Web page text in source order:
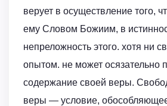
верует в осуществление того,
ему Словом Божиим, в
непреложность этого. хотя ни
опытом. не может осязательно
содержание своей веры.
веры — условие,